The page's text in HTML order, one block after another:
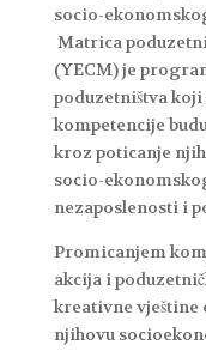
socio-
Matrica
(YECM) je
poduzetništva
kompetencije
kroz poticanje
socio-
nezaposlenosti i
Promicanjem
akcija i
kreativne vještine
njihovu